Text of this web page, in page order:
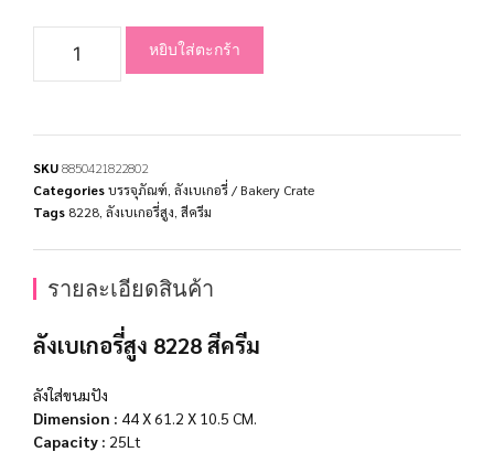
หยิบใส่ตะกร้า
SKU8850421822802
Categoriesบรรจุภัณฑ์ ลังเบเกอรี่ / Bakery Crate
Tags 8228 ลังเบเกอรี่สูง สีครีม
รายละเอียดสินค้า
ลังเบเกอรี่สูง 8228 สีครีม
ลังใส่ขนมปัง
Dimension : 44 X 61.2 X 10.5 CM.
Capacity : 25Lt